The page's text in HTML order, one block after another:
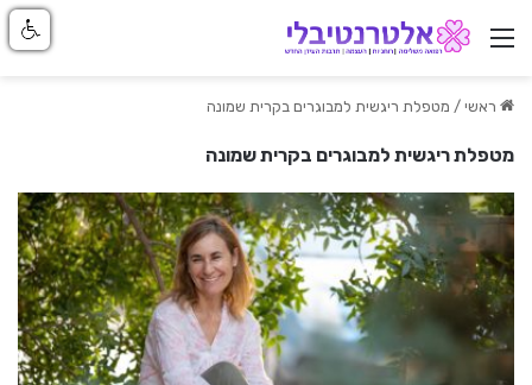
ניווט באתר
ראשי / מטפלת ריגשית למבוגרים בקרית שמונה
מטפלת ריגשית למבוגרים בקרית שמונה